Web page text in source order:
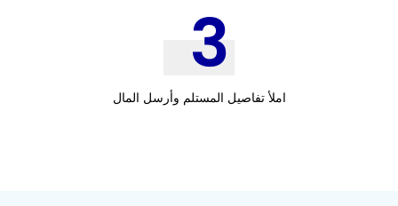
املأ تفاصيل المستلم وأرسل المال